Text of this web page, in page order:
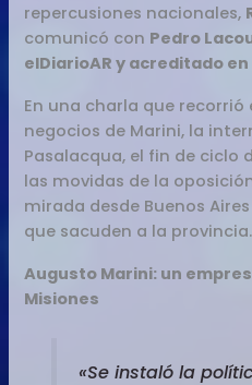
repercusiones nacionales,
comunicó con Pedro
elDiarioAR y acreditado
En una charla que
negocios de Marini, la
Pasalacqua, el fin de
las movidas de la
mirada desde Buenos
que sacuden a la provincia.
Augusto Marini: un
Misiones
«Se instaló la